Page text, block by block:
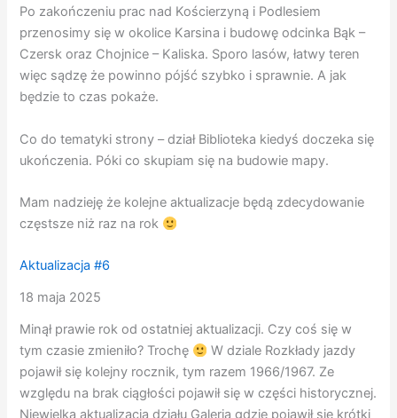
Po zakończeniu prac nad Kościerzyną i Podlesiem
przenosimy się w okolice Karsina i budowę odcinka Bąk –
Czersk oraz Chojnice – Kaliska. Sporo lasów, łatwy teren
więc sądzę że powinno pójść szybko i sprawnie. A jak
będzie to czas pokaże.
Co do tematyki strony – dział Biblioteka kiedyś doczeka się
ukończenia. Póki co skupiam się na budowie mapy.
Mam nadzieję że kolejne aktualizacje będą zdecydowanie
częstsze niż raz na rok
Aktualizacja #6
18 maja 2025
Minął prawie rok od ostatniej aktualizacji. Czy coś się w
tym czasie zmieniło? Trochę
W dziale Rozkłady jazdy
pojawił się kolejny rocznik, tym razem 1966/1967. Ze
względu na brak ciągłości pojawił się w części historycznej.